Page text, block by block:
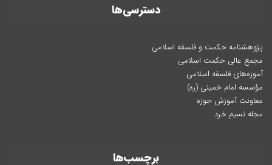
دسترسی‌ها
پژوهشنامه حکمت و فلسفه اسلامی
مجمع عالی حکمت اسلامی
آموزه‌های فلسفه اسلامی
مؤسسه امام خمینی (ره)
معاونت آموزش حوزه
مجله نسیم خرد
برچسب‌ها